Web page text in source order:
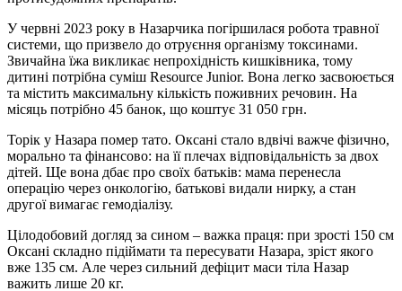
У червні 2023 року в Назарчика погіршилася робота травної
системи, що призвело до отруєння організму токсинами.
Звичайна їжа викликає непрохідність кишківника, тому
дитині потрібна суміш Resource Junior. Вона легко засвоюється
та містить максимальну кількість поживних речовин. На
місяць потрібно 45 банок, що коштує 31 050 грн.
Торік у Назара помер тато. Оксані стало вдвічі важче фізично,
морально та фінансово: на її плечах відповідальність за двох
дітей. Ще вона дбає про своїх батьків: мама перенесла
операцію через онкологію, батькові видали нирку, а стан
другої вимагає гемодіалізу.
Цілодобовий догляд за сином – важка праця: при зрості 150 см
Оксані складно підіймати та пересувати Назара, зріст якого
вже 135 см. Але через сильний дефіцит маси тіла Назар
важить лише 20 кг.